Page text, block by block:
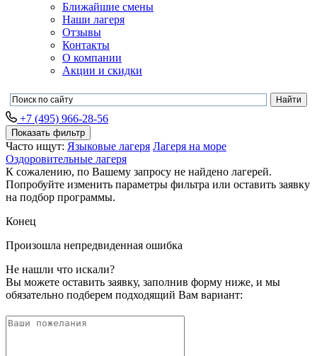
Ближайшие смены
Наши лагеря
Отзывы
Контакты
О компании
Акции и скидки
+7 (495) 966-28-56
Показать фильтр
Часто ищут: Языковые лагеря Лагеря на море
Оздоровительные лагеря
К сожалению, по Вашему запросу не найдено лагерей.
Попробуйте изменить параметры фильтра или оставить заявку
на подбор программы.
Конец
Произошла непредвиденная ошибка
Не нашли что искали?
Вы можете оставить заявку, заполнив форму ниже, и мы
обязательно подберем подходящий Вам вариант: